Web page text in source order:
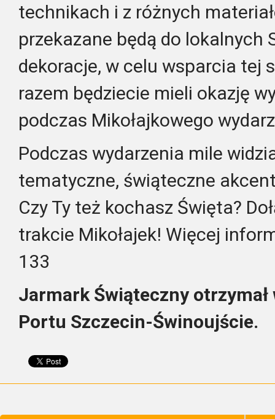
technikach i z różnych
przekazane będą do lokalnych
dekoracje, w celu wsparcia tej
razem będziecie mieli okazję
podczas Mikołajkowego
Podczas wydarzenia mile
tematyczne, świąteczne
Czy Ty też kochasz Święta?
trakcie Mikołajek! Więcej
133
Jarmark Świąteczny
Portu Szczecin-Świnoujście.